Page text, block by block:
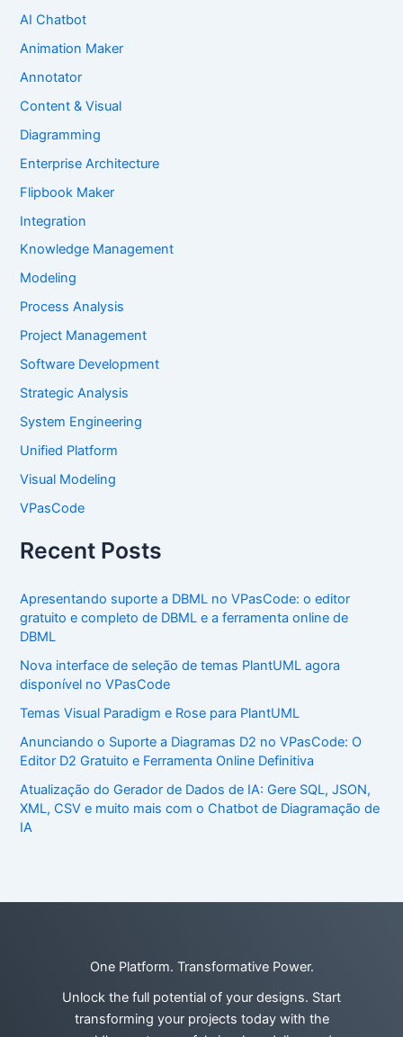
AI Chatbot
Animation Maker
Annotator
Content & Visual
Diagramming
Enterprise Architecture
Flipbook Maker
Integration
Knowledge Management
Modeling
Process Analysis
Project Management
Software Development
Strategic Analysis
System Engineering
Unified Platform
Visual Modeling
VPasCode
Recent Posts
Apresentando suporte a DBML no VPasCode: o editor
gratuito e completo de DBML e a ferramenta online de
DBML
Nova interface de seleção de temas PlantUML agora
disponível no VPasCode
Temas Visual Paradigm e Rose para PlantUML
Anunciando o Suporte a Diagramas D2 no VPasCode: O
Editor D2 Gratuito e Ferramenta Online Definitiva
Atualização do Gerador de Dados de IA: Gere SQL, JSON,
XML, CSV e muito mais com o Chatbot de Diagramação de
IA
One Platform. Transformative Power.
Unlock the full potential of your designs. Start
transforming your projects today with the